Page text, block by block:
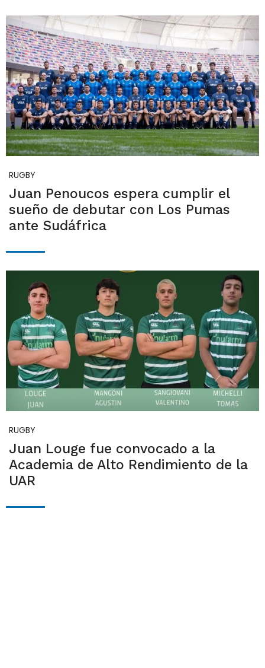
RUGBY
Juan Penoucos espera cumplir el
sueño de debutar con Los Pumas
ante Sudáfrica
RUGBY
Juan Louge fue convocado a la
Academia de Alto Rendimiento de la
UAR